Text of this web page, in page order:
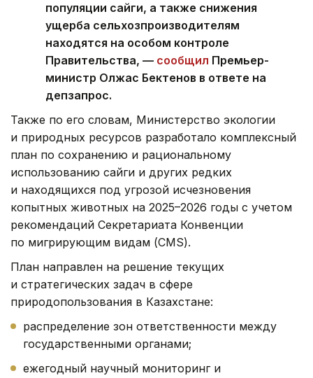
популяции сайги, а также снижения
ущерба сельхозпроизводителям
находятся на особом контроле
Правительства, — сообщил Премьер-
министр Олжас Бектенов в ответе на
депзапрос.
Также по его словам, Министерство экологии
и природных ресурсов разработало комплексный
план по сохранению и рациональному
использованию сайги и других редких
и находящихся под угрозой исчезновения
копытных животных на 2025–2026 годы с учетом
рекомендаций Секретариата Конвенции
по мигрирующим видам (CMS).
План направлен на решение текущих
и стратегических задач в сфере
природопользования в Казахстане:
распределение зон ответственности между
государственными органами;
ежегодный научный мониторинг и